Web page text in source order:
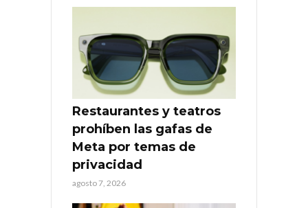
Restaurantes y teatros
prohíben las gafas de
Meta por temas de
privacidad
agosto 7, 2026